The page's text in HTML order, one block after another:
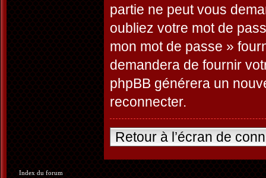
partie ne peut vous
oubliez votre mot de
mon mot de passe »
demandera de fournir
phpBB générera un
reconnecter.
Retour à l’écran de
Index du forum